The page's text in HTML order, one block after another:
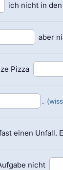
ich nicht in
aber
Pizza
.
einen Unfall.
nicht